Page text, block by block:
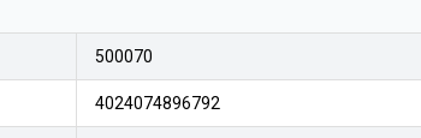
500070
4024074896792